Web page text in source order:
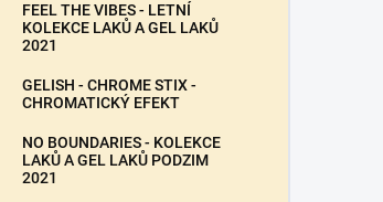
FEEL THE VIBES - LETNÍ
KOLEKCE LAKŮ A GEL LAKŮ
2021
GELISH - CHROME STIX -
CHROMATICKÝ EFEKT
NO BOUNDARIES - KOLEKCE
LAKŮ A GEL LAKŮ PODZIM
2021